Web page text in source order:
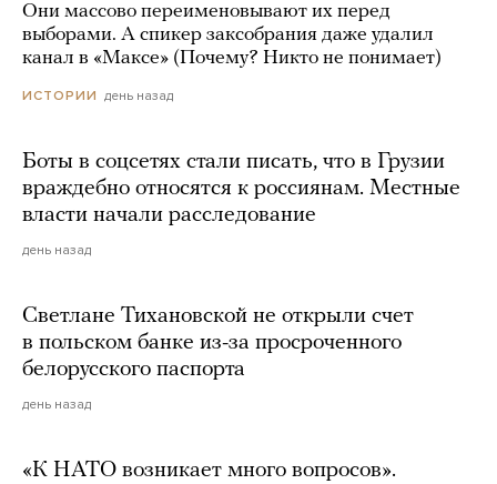
Они массово переименовывают их перед
выборами. А спикер заксобрания даже удалил
канал в «Максе» (Почему? Никто не понимает)
ИСТОРИИ день назад
Боты в соцсетях стали писать, что в Грузии
враждебно относятся к россиянам. Местные
власти начали расследование
день назад
Светлане Тихановской не открыли счет
в польском банке из-за просроченного
белорусского паспорта
день назад
«К НАТО возникает много вопросов».